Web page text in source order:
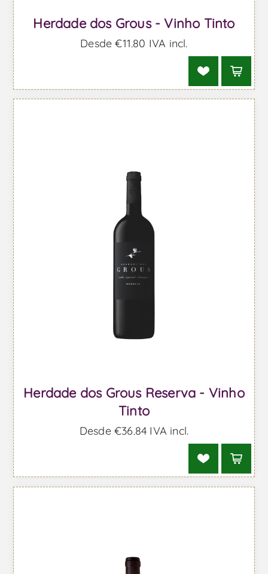
Herdade dos Grous - Vinho Tinto
Desde €11,80 IVA incl.
Herdade dos Grous Reserva - Vinho
Tinto
Desde €36,84 IVA incl.